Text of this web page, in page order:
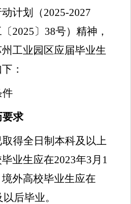
计划（2025-2027
2025〕 38号）精神，
工业园区应届毕业生
：
件
要求
取得全日制本科及以上
业生应在2023年3月 1
外高校毕业生应在
以后毕业。